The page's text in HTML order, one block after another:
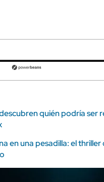
quién podría ser
en una pesadilla: el thriller